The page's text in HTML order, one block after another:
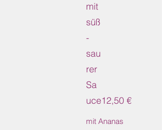
mit
süß
-
sau
rer
Sa
uce
mit Ananas
12,50 €